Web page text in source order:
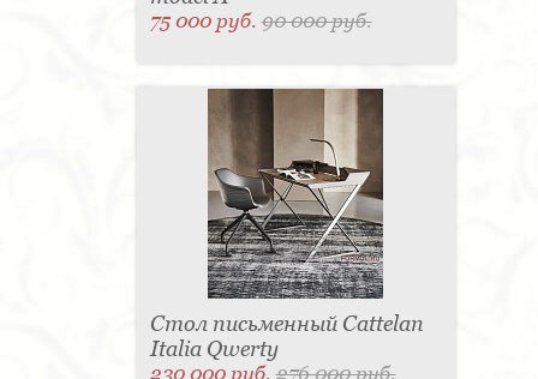
75 000 руб.90 000 руб.
Стол письменный Cattelan
Italia Qwerty
230 000 руб.276 000 руб.